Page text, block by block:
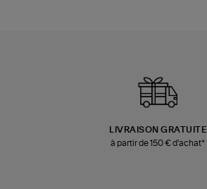
LIVRAISON GRATUITE
à partir de 150 € d'achat*